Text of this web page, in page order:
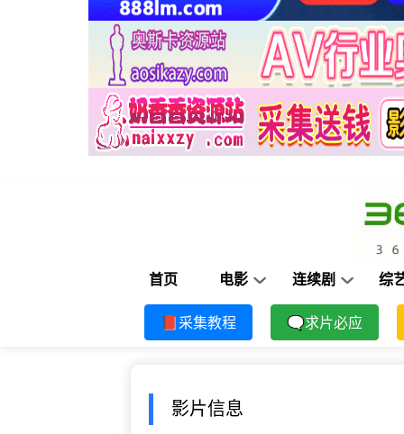
首页 电影 连续剧 综
📕采集教程 🗨求片必应
影片信息